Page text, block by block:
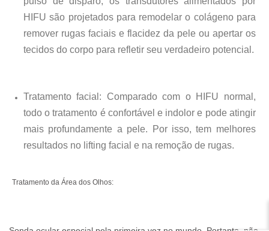
HIFU são projetados para remodelar o colágeno para
remover rugas faciais e flacidez da pele ou apertar os
tecidos do corpo para refletir seu verdadeiro potencial.
Tratamento facial: Comparado com o HIFU normal,
todo o tratamento é confortável e indolor e pode atingir
mais profundamente a pele. Por isso, tem melhores
resultados no lifting facial e na remoção de rugas.
Tratamento da Área dos Olhos: